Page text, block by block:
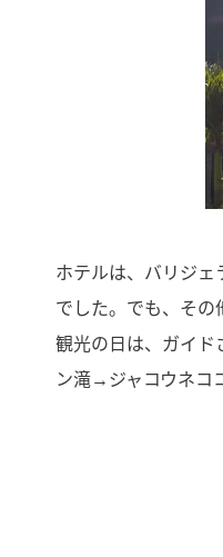
ホテルは、バリジ
でした。でも、その
観光の日は、ガイ
ン滝→ジャコウネコ